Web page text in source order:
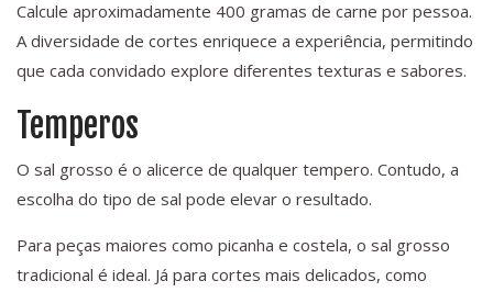
Calcule aproximadamente 400 gramas de carne por pessoa.
A diversidade de cortes enriquece a experiência, permitindo
que cada convidado explore diferentes texturas e sabores.
Temperos
O sal grosso é o alicerce de qualquer tempero. Contudo, a
escolha do tipo de sal pode elevar o resultado.
Para peças maiores como picanha e costela, o sal grosso
tradicional é ideal. Já para cortes mais delicados, como